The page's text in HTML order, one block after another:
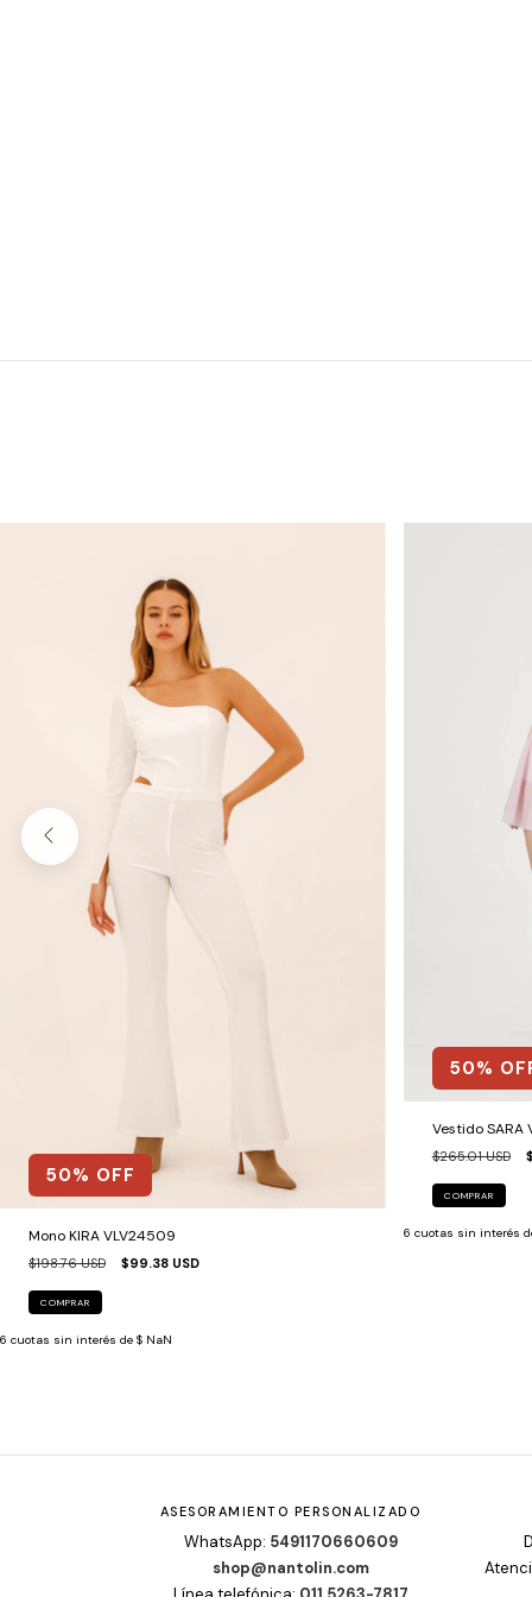
50% OFF
Mono KIRA VLV24509
$198.76 USD $99.38 USD
COMPRAR
6 cuotas sin interés de $ NaN
50%
Vestido SARA
$265.01 USD
COMPRAR
6 cuotas sin interés
ASESORAMIENTO PERSONALIZADO
WhatsApp: 5491170660609
shop@nantolin.com